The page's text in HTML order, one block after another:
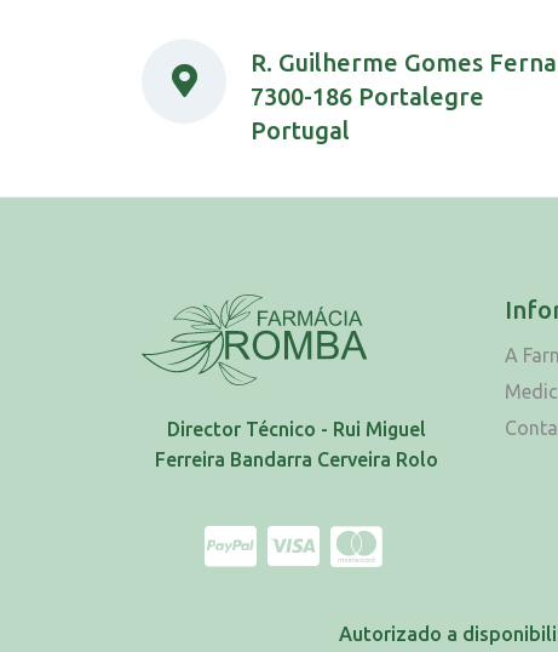
R. Guilherme Gomes
7300-186 Portalegre
Portugal
Director Técnico - Rui Miguel
Ferreira Bandarra Cerveira Rolo
A
Autorizado a